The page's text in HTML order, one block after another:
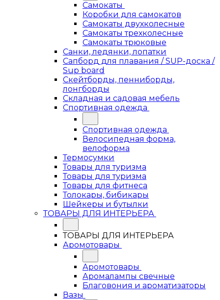
Самокаты
Коробки для самокатов
Самокаты двухколесные
Самокаты трехколесные
Самокаты трюковые
Санки, ледянки, лопатки
Сапборд для плавания / SUP-доска /
Sup board
Скейтборды, пенниборды,
лонгборды
Складная и садовая мебель
Спортивная одежда
Спортивная одежда
Велосипедная форма,
велоформа
Термосумки
Товары для туризма
Товары для туризма
Товары для фитнеса
Толокары, бибикары
Шейкеры и бутылки
ТОВАРЫ ДЛЯ ИНТЕРЬЕРА
ТОВАРЫ ДЛЯ ИНТЕРЬЕРА
Аромотовары
Аромотовары
Аромалампы свечные
Благовония и ароматизаторы
Вазы